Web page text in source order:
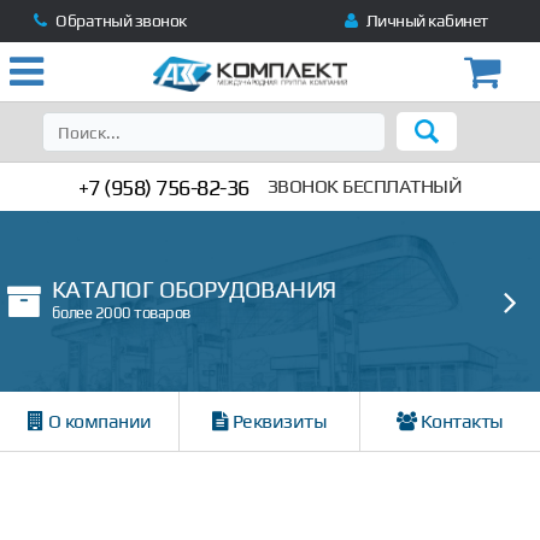
Обратный звонок Личный кабинет
+7 (958) 756-82-36 ЗВОНОК БЕСПЛАТНЫЙ
КАТАЛОГ ОБОРУДОВАНИЯ
более 2000 товаров
О компании Реквизиты Контакты